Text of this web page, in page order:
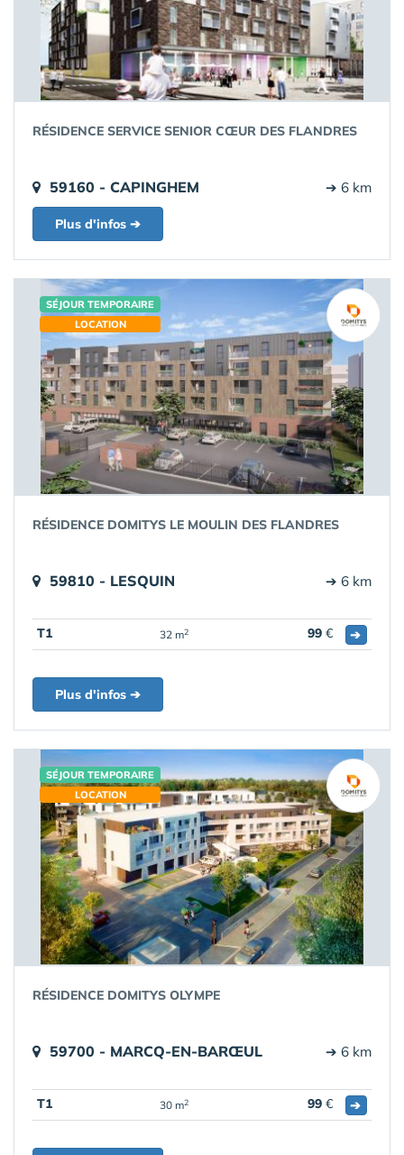
RÉSIDENCE SERVICE SENIOR CŒUR DES FLANDRES
59160 - CAPINGHEM ➔ 6 km
Plus d'infos ➔
SÉJOUR TEMPORAIRE
LOCATION
RÉSIDENCE DOMITYS LE MOULIN DES FLANDRES
59810 - LESQUIN ➔ 6 km
T1 32 m2 99 € ➔
Plus d'infos ➔
SÉJOUR TEMPORAIRE
LOCATION
RÉSIDENCE DOMITYS OLYMPE
59700 - MARCQ-EN-BARŒUL ➔ 6 km
T1 30 m2 99 € ➔